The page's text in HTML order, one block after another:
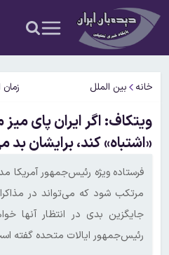
خانه بین الملل زمان
ویتکاف: اگر ایران پای میز
«اشتباه» کند، برایشان
فرستاده ویژه رئیس‌جمهور آمریکا
مرتکب شود که می‌تواند در
جایگزین بدی در انتظار آنها
رئیس‌جمهور ایالات متحده گفته